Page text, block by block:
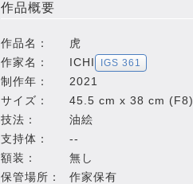
作品概要
作品名：
虎
作家名：
ICHI IGS 361
制作年：
2021
サイズ：
45.5 cm x 38 cm (F8)
技法：
油絵
支持体：
--
額装：
無し
保管場所：
作家保有